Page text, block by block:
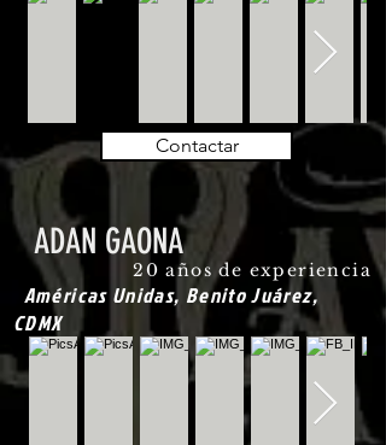
Contactar
ADAN GAONA
20 años de experiencia
Américas Unidas, Benito Juárez,
CDMX